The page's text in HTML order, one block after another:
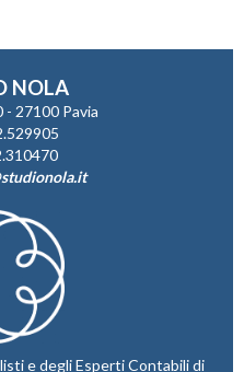
NOLA
- 27100 Pavia
e degli Esperti Contabili di